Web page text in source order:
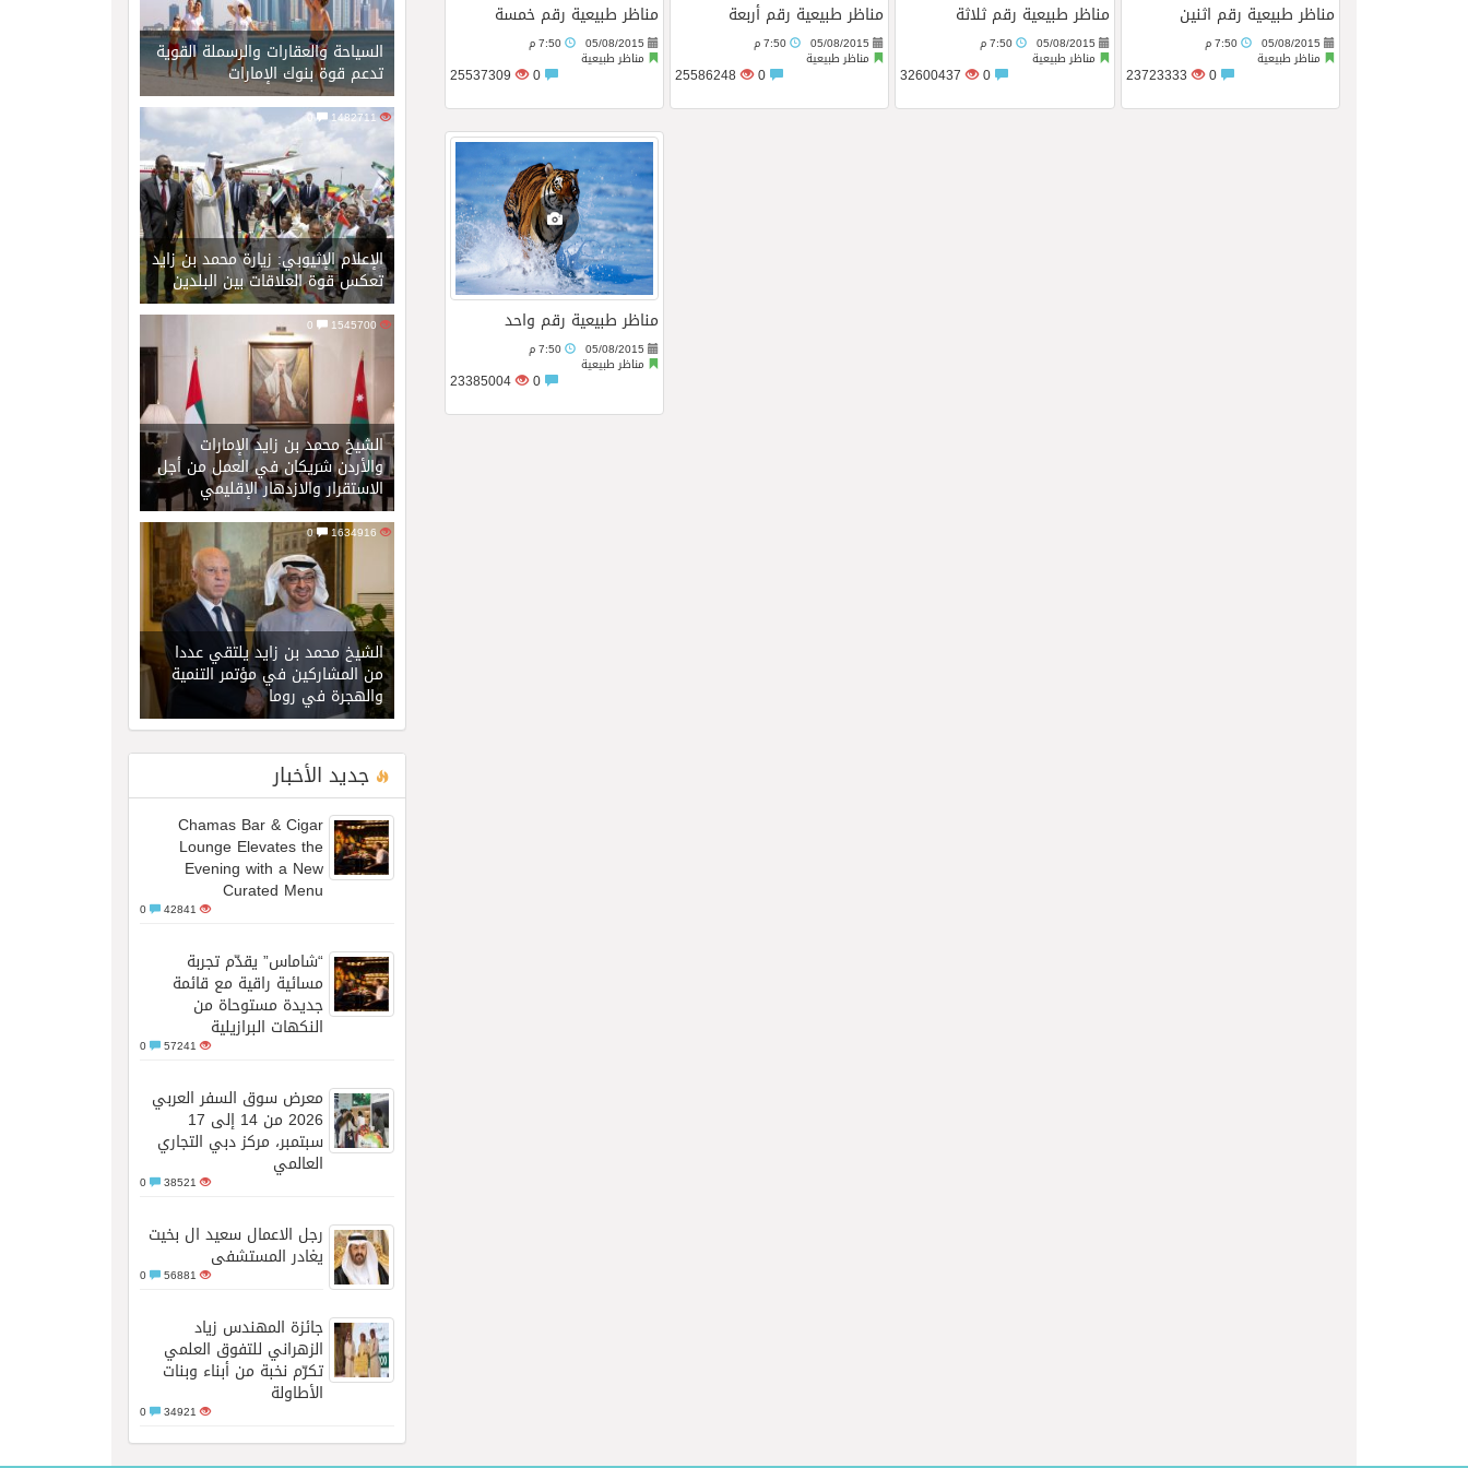
05/08/2026
فريق جازو للسباقات يحرز المراكز الثلاثة الأولى في النسخة 75 من رالي فنلندا السياحة والعقارات والرسملة القوية
تدعم قوة بنوك الإمارات
1482711
0
الإعلام الإثيوبي: زيارة محمد بن زايد
تعكس قوة العلاقات بين البلدين
الشيخ محمد بن زايد الإمارات
والأردن شريكان في العمل من أجل
الاستقرار والازدهار الإقليمي
0
الشيخ محمد بن زايد يلتقي عددا
من المشاركين في مؤتمر التنمية
والهجرة في روما
جديد الأخبار
Chamas Bar & Cigar
Lounge Elevates the
Evening with a New
Curated Menu
42841
“شاماس” يقدّم تجربة
مسائية راقية مع قائمة
جديدة مستوحاة من
النكهات البرازيلية
57241
معرض سوق السفر العربي
2026 من 14 إلى 17
سبتمبر، مركز دبي التجاري
العالمي
38521
رجل الاعمال سعيد ال بخيت
يغادر المستشفى
56881
جائزة المهندس زياد
الزهراني للتفوق العلمي
تكرّم نخبة من أبناء وبنات
الأطاولة
34921
مناظر طبيعية رقم خمسة
05/08/2015 7:50 م
مناظر طبيعية
25537309
مناظر طبيعية رقم أربعة
05/08/2015 7:50 م
مناظر طبيعية
0
25586248
مناظر طبيعية رقم ثلاثة
05/08/2015 7:50 م
مناظر طبيعية
0
32600437
مناظر طبيعية رقم اثنين
05/08/2015 7:50 م
مناظر طبيعية
0
23723333
مناظر طبيعية رقم واحد
05/08/2015 7:50 م
مناظر طبيعية
23385004